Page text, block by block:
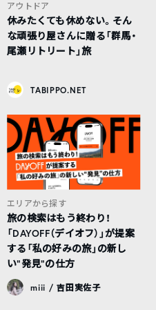
アウトドア
休みたくても休めない。そん
な頑張り屋さんに贈る「群馬・
尾瀬リトリート」旅
TABIPPO.NET
エリアから探す
旅の検索はもう終わり！
「DAYOFF（デイオフ）」が提案
する「私の好みの旅」の新し
い“発見”の仕方
miii / 吉田実佐子